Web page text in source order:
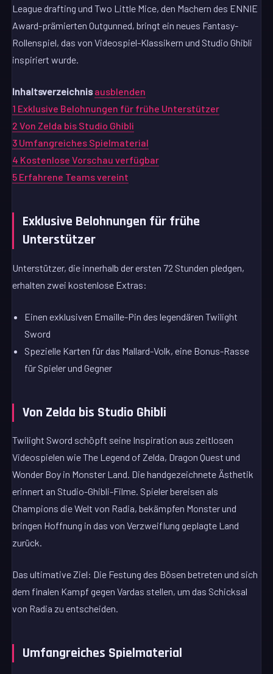
League drafting und Two Little Mice, den Machern des ENNIE
Award-prämierten Outgunned, bringt ein neues Fantasy-
Rollenspiel, das von Videospiel-Klassikern und Studio Ghibli
inspiriert wurde.
Inhaltsverzeichnis ausblenden
1 Exklusive Belohnungen für frühe Unterstützer
2 Von Zelda bis Studio Ghibli
3 Umfangreiches Spielmaterial
4 Kostenlose Vorschau verfügbar
5 Erfahrene Teams vereint
Exklusive Belohnungen für frühe
Unterstützer
Unterstützer, die innerhalb der ersten 72 Stunden pledgen,
erhalten zwei kostenlose Extras:
Einen exklusiven Emaille-Pin des legendären Twilight
Sword
Spezielle Karten für das Mallard-Volk, eine Bonus-Rasse
für Spieler und Gegner
Von Zelda bis Studio Ghibli
Twilight Sword schöpft seine Inspiration aus zeitlosen
Videospielen wie The Legend of Zelda, Dragon Quest und
Wonder Boy in Monster Land. Die handgezeichnete Ästhetik
erinnert an Studio-Ghibli-Filme. Spieler bereisen als
Champions die Welt von Radia, bekämpfen Monster und
bringen Hoffnung in das von Verzweiflung geplagte Land
zurück.
Das ultimative Ziel: Die Festung des Bösen betreten und sich
dem finalen Kampf gegen Vardas stellen, um das Schicksal
von Radia zu entscheiden.
Umfangreiches Spielmaterial